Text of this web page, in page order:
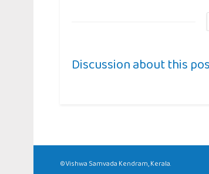
Discussion about this
©Vishwa Samvada Kendram, Kerala.